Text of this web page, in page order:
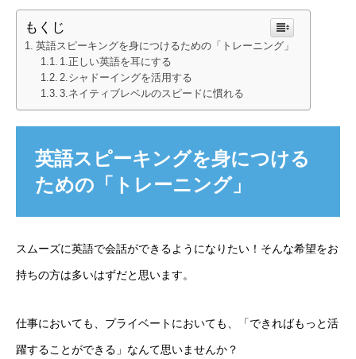
もくじ
英語スピーキングを身につけるための「トレーニング」
1.正しい英語を耳にする
2.シャドーイングを活用する
3.ネイティブレベルのスピードに慣れる
英語スピーキングを身につける
ための「トレーニング」
スムーズに英語で会話ができるようになりたい！そんな希望をお
持ちの方は多いはずだと思います。
仕事においても、プライベートにおいても、「できればもっと活
躍することができる」なんて思いませんか？